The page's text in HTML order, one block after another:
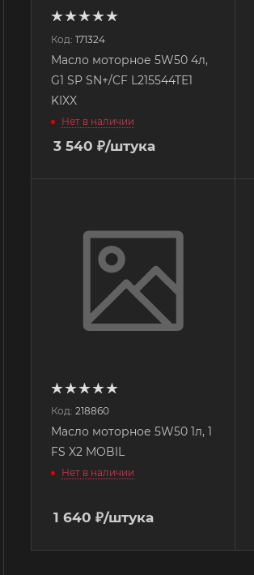
Код: 171324
Масло моторное 5W50 4л,
G1 SP SN+/CF L215544TE1
KIXX
Нет в наличии
3 540 ₽/штука
Код: 218860
Масло моторное 5W50 1л, 1
FS X2 MOBIL
Нет в наличии
1 640 ₽/штука